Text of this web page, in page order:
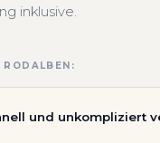
inklusive.
und unkompliziert